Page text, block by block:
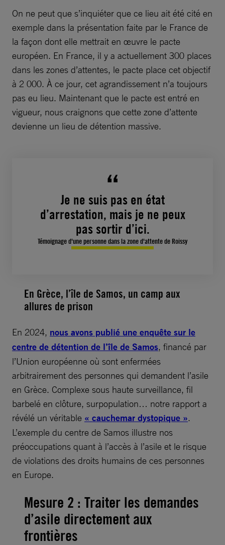
On ne peut que s’inquiéter que ce lieu ait été cité en
exemple dans la présentation faite par le France de
la façon dont elle mettrait en œuvre le pacte
européen. En France, il y a actuellement 300 places
dans les zones d’attentes, le pacte place cet objectif
à 2 000. À ce jour, cet agrandissement n’a toujours
pas eu lieu. Maintenant que le pacte est entré en
vigueur, nous craignons que cette zone d’attente
devienne un lieu de détention massive.
Je ne suis pas en état
d’arrestation, mais je ne peux
pas sortir d’ici.
Témoignage d'une personne dans la zone d'attente de Roissy
En Grèce, l’île de Samos, un camp aux
allures de prison
En 2024, nous avons publié une enquête sur le
centre de détention de l’île de Samos, financé par
l’Union européenne où sont enfermées
arbitrairement des personnes qui demandent l’asile
en Grèce. Complexe sous haute surveillance, fil
barbelé en clôture, surpopulation… notre rapport a
révélé un véritable « cauchemar dystopique ».
L’exemple du centre de Samos illustre nos
préoccupations quant à l’accès à l’asile et le risque
de violations des droits humains de ces personnes
en Europe.
Mesure 2 : Traiter les demandes
d’asile directement aux
frontières